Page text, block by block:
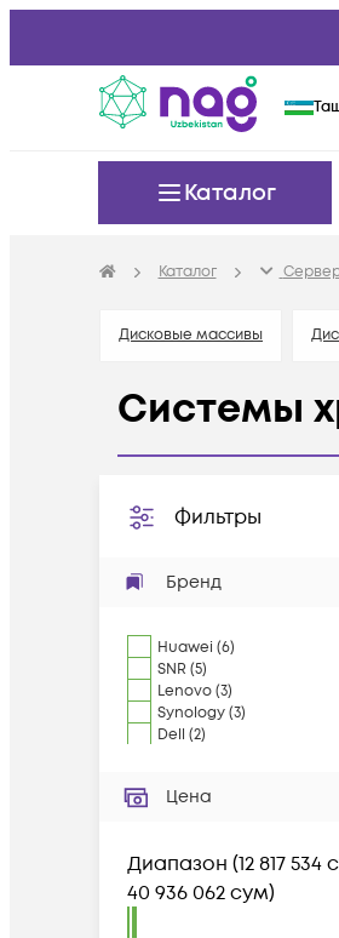
Каталог
Каталог
Дисковые массивы
Системы
Фильтры
Бренд
Huawei (6)
SNR (5)
Lenovo(3)
Synology(3)
Dell (2)
Цена
Диапазон (12 817 534
40 936 062 сум)